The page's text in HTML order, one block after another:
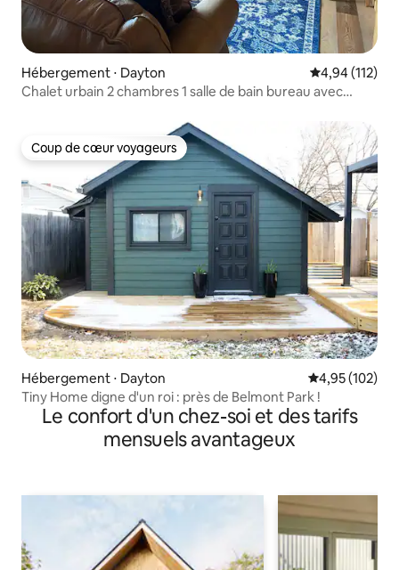
Hébergement ⋅ Dayton Évaluation
4,94 (112)
Chalet urbain 2 chambres 1 salle de bain bureau avec
Coup de cœur voyageurs
Coup de cœur voyageurs
Hébergement ⋅ Dayton Évaluation
4,95 (102)
Tiny Home digne d'un roi : près de Belmont Park !
Le confort d'un chez-soi et des tarifs
mensuels avantageux